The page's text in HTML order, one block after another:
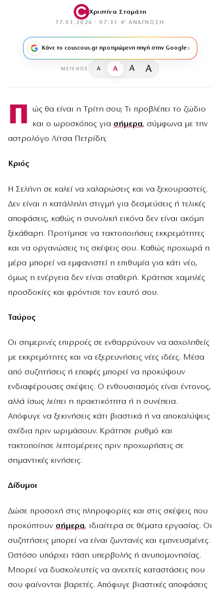
Χριστίνα Σταμάτη
17.03.2026 · 07:31 · 4′ ΑΝΆΓΝΩΣΗ
Κάνε το couscous.gr προτιμώμενη πηγή στην Google
ΜΈΓΕΘΟΣ A A A A
Π
ώς θα είναι η Τρίτη σου; Τι προβλέπει το ζώδιο
και ο ωροσκόπος για σήμερα, σύμφωνα με την
αστρολόγο Λίτσα Πετρίδη;
Κριός
Η Σελήνη σε καλεί να χαλαρώσεις και να ξεκουραστείς.
Δεν είναι η κατάλληλη στιγμή για δεσμεύσεις ή τελικές
αποφάσεις, καθώς η συνολική εικόνα δεν είναι ακόμη
ξεκάθαρη. Προτίμησε να τακτοποιήσεις εκκρεμότητες
και να οργανώσεις τις σκέψεις σου. Καθώς προχωρά η
μέρα μπορεί να εμφανιστεί η επιθυμία για κάτι νέο,
όμως η ενέργεια δεν είναι σταθερή. Κράτησε χαμηλές
προσδοκίες και φρόντισε τον εαυτό σου.
Ταύρος
Οι σημερινές επιρροές σε ενθαρρύνουν να ασχοληθείς
με εκκρεμότητες και να εξερευνήσεις νέες ιδέες. Μέσα
από συζητήσεις ή επαφές μπορεί να προκύψουν
ενδιαφέρουσες σκέψεις. Ο ενθουσιασμός είναι έντονος,
αλλά ίσως λείπει η πρακτικότητα ή η συνέπεια.
Απόφυγε να ξεκινήσεις κάτι βιαστικά ή να αποκαλύψεις
σχέδια πριν ωριμάσουν. Κράτησε ρυθμό και
τακτοποίησε λεπτομέρειες πριν προχωρήσεις σε
σημαντικές κινήσεις.
Δίδυμοι
Δώσε προσοχή στις πληροφορίες και στις σκέψεις που
προκύπτουν σήμερα, ιδιαίτερα σε θέματα εργασίας. Οι
συζητήσεις μπορεί να είναι ζωντανές και εμπνευσμένες.
Ωστόσο υπάρχει τάση υπερβολής ή ανυπομονησίας.
Μπορεί να δυσκολευτείς να ανεχτείς καταστάσεις που
σου φαίνονται βαρετές. Απόφυγε βιαστικές αποφάσεις